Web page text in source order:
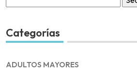
for:
Categorías
ADULTOS MAYORES